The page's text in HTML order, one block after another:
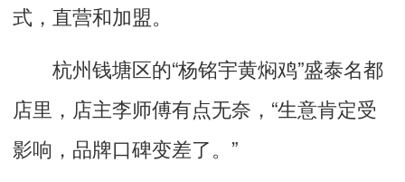
式，直营和加盟。
杭州钱塘区的“杨铭宇黄焖鸡”盛泰名都
店里，店主李师傅有点无奈，“生意肯定受
影响，品牌口碑变差了。”